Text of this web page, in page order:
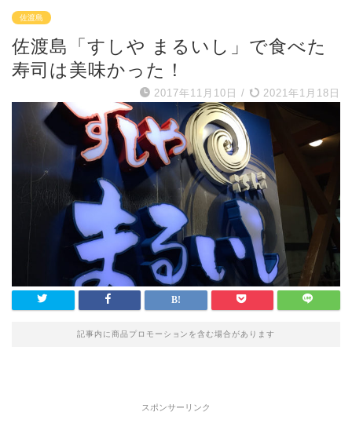
佐渡島
佐渡島「すしや まるいし」で食べた
寿司は美味かった！
2017年11月10日 / 2021年1月18日
記事内に商品プロモーションを含む場合があります
スポンサーリンク